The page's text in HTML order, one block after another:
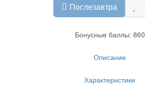
Послезавтра
Бонусные баллы: 860
Описание
Характеристики